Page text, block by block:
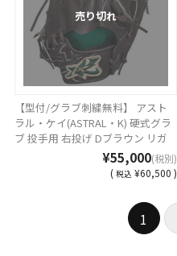
売り切れ
【型付/グラブ刺繍無料】 アスト
ラル・ケイ(ASTRAL・K) 硬式グラ
ブ 投手用 右投げ Dブラウン リガ
ーレバック MADE IN TSURUGA
JAPAN AST-1K-DBRT-250821 [ 型付
け無料 硬式グラブ刺繍2ヶ所無料
(単色のみ)※縁取り・影付きの場
合、1ヶ所+3300円(税込)]
¥55,000(税別)
( 税込 ¥60,500 )
1